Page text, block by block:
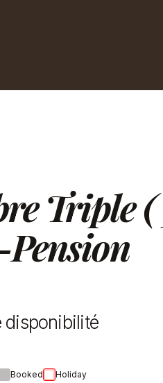
Triple (
disponibilité
Booked Holiday